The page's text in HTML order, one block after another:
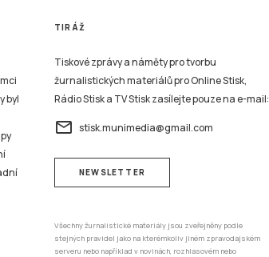
byl
TIRÁŽ
Tiskové zprávy a náměty pro tvorbu
žurnalistických materiálů pro Online Stisk,
Rádio Stisk a TV Stisk zasílejte pouze na e-mail:
email stisk.munimedia@gmail.com
NEWSLETTER
Všechny žurnalistické materiály jsou zveřejněny podle
stejných pravidel jako na kterémkoliv jiném zpravodajském
serveru nebo například v novinách, rozhlasovém nebo